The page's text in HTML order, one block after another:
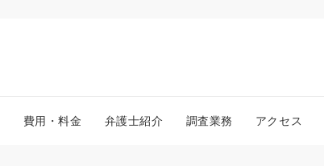
費用・料金 弁護士紹介 調査業務 アクセス